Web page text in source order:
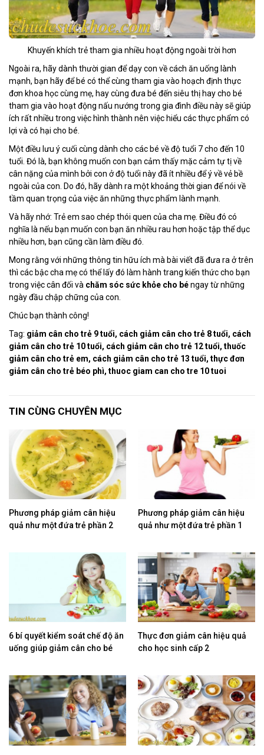
Khuyến khích trẻ tham gia nhiều hoạt động ngoài trời hơn
Ngoài ra, hãy dành thười gian để dạy con về cách ăn uống lành
mạnh, bạn hãy để bé có thể cùng tham gia vào hoạch định thực
đơn khoa học cùng mẹ, hay cùng đưa bé đến siêu thị hay cho bé
tham gia vào hoạt động nấu nướng trong gia đình điều này sẽ giúp
ích rất nhiều trong việc hình thành nên việc hiểu các thực phẩm có
lợi và có hại cho bé.
Một điều lưu ý cuối cùng dành cho các bé về độ tuổi 7 cho đến 10
tuổi. Đó là, bạn không muốn con bạn cảm thấy mặc cảm tự tị về
cân nặng của mình bởi con ở độ tuổi này đã ít nhiều để ý về vẻ bề
ngoài của con. Do đó, hãy dành ra một khoảng thời gian để nói về
tầm quan trọng của việc ăn những thực phẩm lành mạnh.
Và hãy nhớ: Trẻ em sao chép thói quen của cha mẹ. Điều đó có
nghĩa là nếu bạn muốn con bạn ăn nhiều rau hơn hoặc tập thể dục
nhiều hơn, bạn cũng cần làm điều đó.
Mong rằng với những thông tin hữu ích mà bài viết đã đưa ra ở trên
thì các bậc cha mẹ có thể lấy đó làm hành trang kiến thức cho bạn
trong việc cân đối và chăm sóc sức khỏe cho béngay từ những
ngày đầu chập chững của con.
Chúc bạn thành công!
Tag: giảm cân cho trẻ 9 tuổi, cách giảm cân cho trẻ 8 tuổi, cách
giảm cân cho trẻ 10 tuổi, cách giảm cân cho trẻ 12 tuổi, thuốc
giảm cân cho trẻ em, cách giảm cân cho trẻ 13 tuổi, thực đơn
giảm cân cho trẻ béo phì, thuoc giam can cho tre 10 tuoi
TIN CÙNG CHUYÊN MỤC
Phương pháp giảm cân hiệu
quả như một đứa trẻ phần 2
Phương pháp giảm cân hiệu
quả như một đứa trẻ phần 1
6 bí quyết kiểm soát chế độ ăn
uống giúp giảm cân cho bé
Thực đơn giảm cân hiệu quả
cho học sinh cấp 2